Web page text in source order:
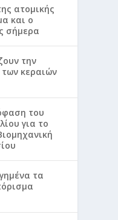
ατομικής
και ο
σήμερα
την
κεραιών
του
για το
τα